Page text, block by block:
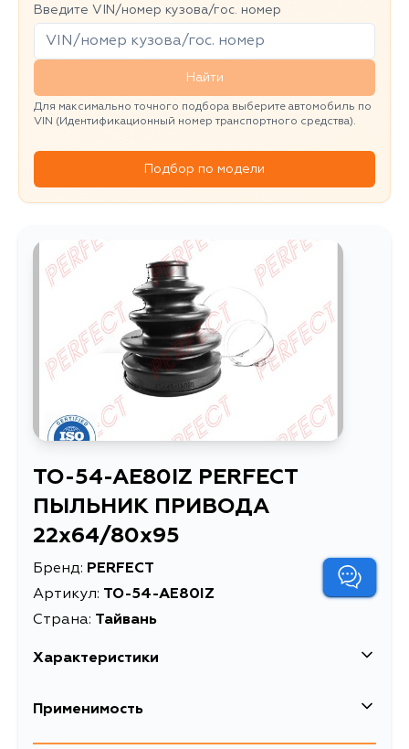
Введите VIN/номер кузова/гос. номер
Найти
Для максимально точного подбора выберите автомобиль по
VIN (Идентификационный номер транспортного средства).
Подбор по модели
TO-54-AE80IZ PERFECT
ПЫЛЬНИК ПРИВОДА
22x64/80x95
Бренд: PERFECT
Артикул: TO-54-AE80IZ
Страна: Тайвань
Характеристики
Высота упаковки, мм
Применимость